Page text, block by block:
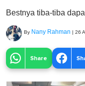
Bestnya tiba-tiba
By Nany Rahman | 26
Share